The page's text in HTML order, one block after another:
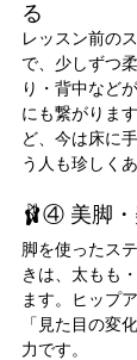
る
レッスン前の
で、少しずつ
り・背中など
にも繋がりま
ど、今は床に
う人も珍しく
🩰④ 美脚
脚を使ったス
きは、太もも
ます。ヒップ
「見た目の変
力です。